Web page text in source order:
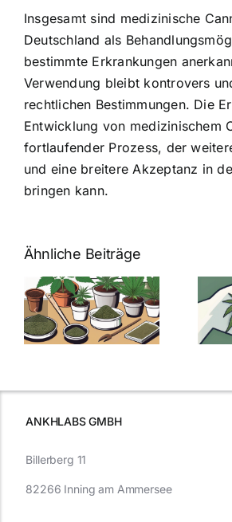
Insgesamt sind medizinische
Deutschland als
bestimmte Erkrankungen
Verwendung bleibt kontrovers
rechtlichen Bestimmungen. Die
Entwicklung von medizinischem
fortlaufender Prozess, der
und eine breitere Akzeptanz in
bringen kann.
Ähnliche Beiträge
Neue THC-
Grenzwert-
Regelung:
Was Sie über
Cannabis und
müssen
ANKHLABS GMBH
Billerberg 11
82266 Inning am Ammersee